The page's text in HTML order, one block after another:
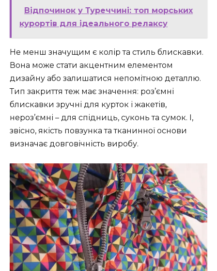
Відпочинок у Туреччині: топ морських
курортів для ідеального релаксу
Не менш значущим є колір та стиль блискавки.
Вона може стати акцентним елементом
дизайну або залишатися непомітною деталлю.
Тип закриття теж має значення: роз’ємні
блискавки зручні для курток і жакетів,
нероз’ємні – для спідниць, суконь та сумок. І,
звісно, якість повзунка та тканинної основи
визначає довговічність виробу.